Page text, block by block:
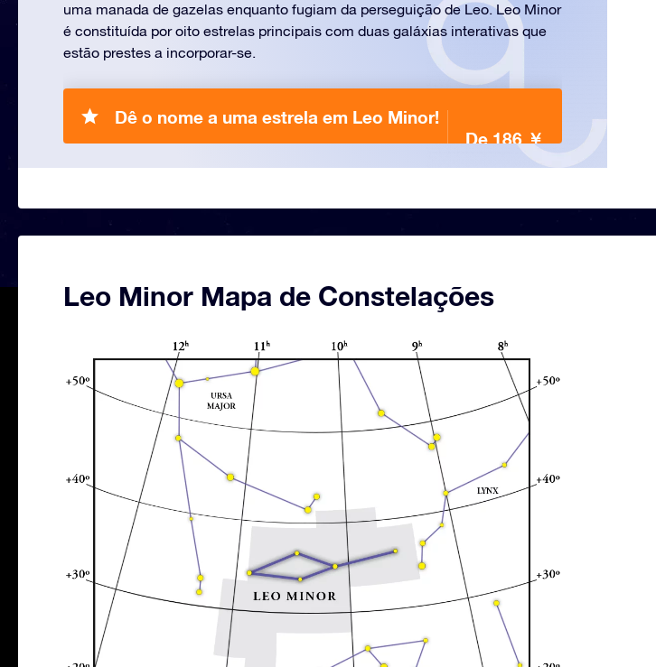
uma manada de gazelas enquanto fugiam da perseguição de Leo. Leo Minor
é constituída por oito estrelas principais com duas galáxias interativas que
estão prestes a incorporar-se.
Dê o nome a uma estrela em Leo Minor!
De 186 ￥
Leo Minor Mapa de Constelações